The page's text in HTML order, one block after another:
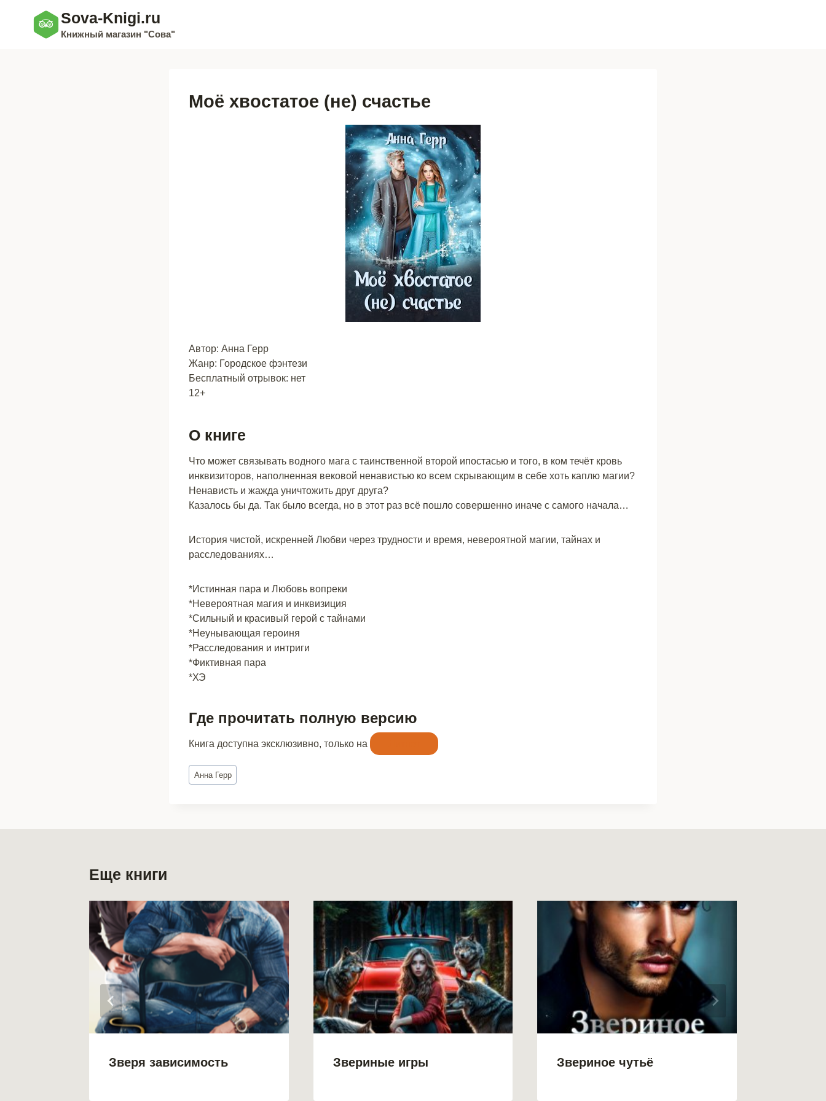
содержимому
Sova-Knigi.ru
Книжный магазин "Сова"
Моё хвостатое (не) счастье
Автор: Анна Герр
Жанр: Городское фэнтези
Бесплатный отрывок: нет
12+
О книге
Что может связывать водного мага с таинственной второй ипостасью и того, в ком течёт кровь
инквизиторов, наполненная вековой ненавистью ко всем скрывающим в себе хоть каплю магии?
Ненависть и жажда уничтожить друг друга?
Казалось бы да. Так было всегда, но в этот раз всё пошло совершенно иначе с самого начала…
История чистой, искренней Любви через трудности и время, невероятной магии, тайнах и
расследованиях…
*Истинная пара и Любовь вопреки
*Невероятная магия и инквизиция
*Сильный и красивый герой с тайнами
*Неунывающая героиня
*Расследования и интриги
*Фиктивная пара
*ХЭ
Где прочитать полную версию
Книга доступна эксклюзивно, только на
Метки
записи:
Анна Герр
Еще книги
Зверя зависимость Звериные игры Звериное чутьё